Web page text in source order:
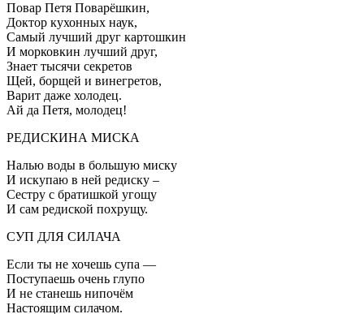
Повар Петя Поварёшкин,
Доктор кухонных наук,
Самый лучший друг картошкин
И морковкин лучший друг,
Знает тысячи секретов
Щей, борщей и винегретов,
Варит даже холодец.
Ай да Петя, молодец!
РЕДИСКИНА МИСКА
Налью воды в большую миску
И искупаю в ней редиску –
Сестру с братишкой угощу
И сам редиской похрущу.
СУП ДЛЯ СИЛАЧА
Если ты не хочешь супа —
Поступаешь очень глупо
И не станешь нипочём
Настоящим силачом.